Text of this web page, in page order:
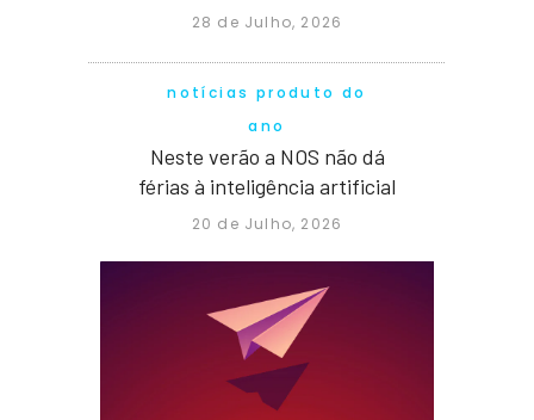
28 de Julho, 2026
notícias produto do
ano
Neste verão a NOS não dá
férias à inteligência artificial
20 de Julho, 2026